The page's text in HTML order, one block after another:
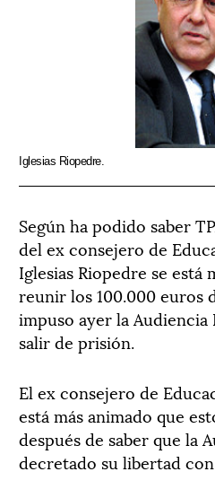
Iglesias Riopedre.
Según ha podido saber
del ex consejero de
Iglesias Riopedre se está
reunir los 100.000 euros
impuso ayer la
salir de prisión.
El ex consejero de
está más animado que
después de saber que la
decretado su libertad